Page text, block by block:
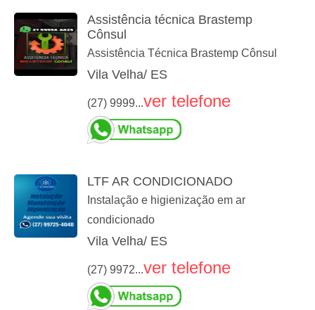
Assistência técnica Brastemp
Cônsul
Assistência Técnica Brastemp Cônsul
Vila Velha/ ES
(27) 9999...ver telefone
LTF AR CONDICIONADO
Instalação e higienização em ar
condicionado
Vila Velha/ ES
(27) 9972...ver telefone